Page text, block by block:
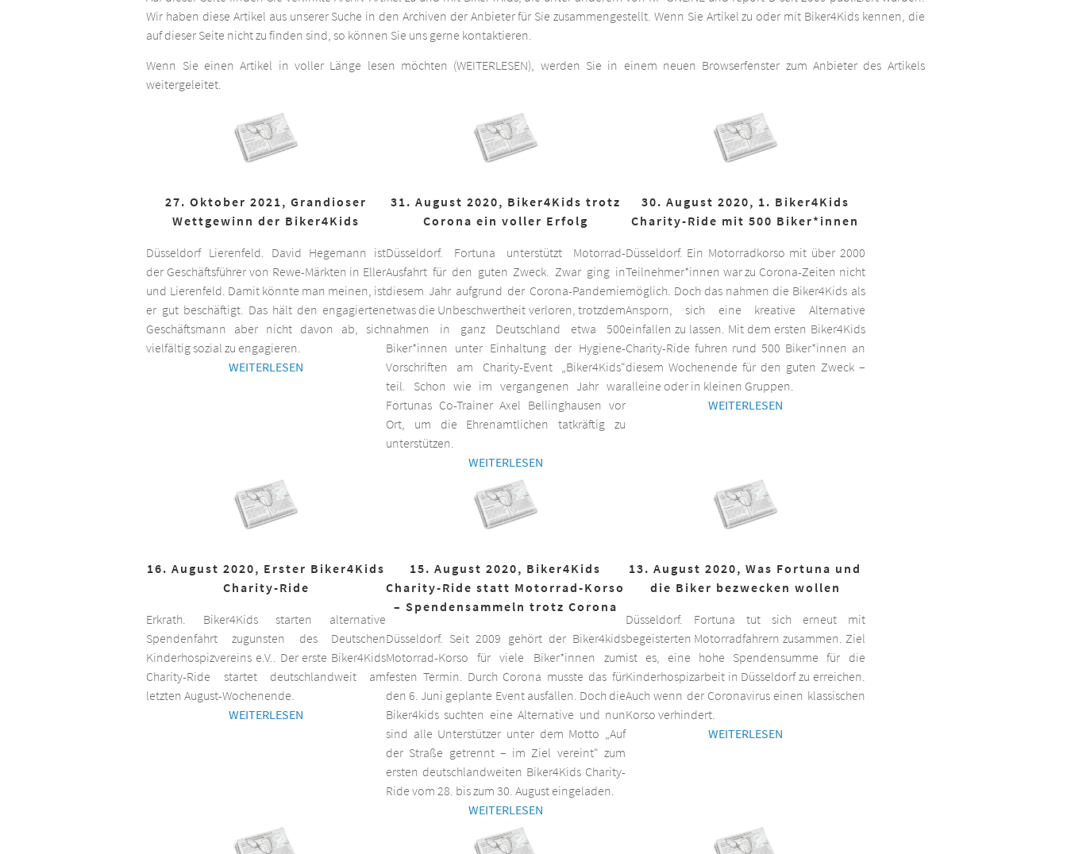
Wir haben diese Artikel aus unserer Suche in den Archiven der Anbieter für Sie zusammengestellt. Wenn Sie Artikel zu oder mit Biker4Kids kennen, die
auf dieser Seite nicht zu finden sind, so können Sie uns gerne kontaktieren.
Wenn Sie einen Artikel in voller Länge lesen möchten (WEITERLESEN), werden Sie in einem neuen Browserfenster zum Anbieter des Artikels
weitergeleitet.
27. Oktober 2021, Grandioser
Wettgewinn der Biker4Kids
Düsseldorf Lierenfeld. David Hegemann ist
der Geschäftsführer von Rewe-Märkten in Eller
und Lierenfeld. Damit könnte man meinen, ist
er gut beschäftigt. Das hält den engagierten
Geschäftsmann aber nicht davon ab, sich
vielfältig sozial zu engagieren.
WEITERLESEN
31. August 2020, Biker4Kids trotz
Corona ein voller Erfolg
Düsseldorf. Fortuna unterstützt Motorrad-
Ausfahrt für den guten Zweck. Zwar ging in
diesem Jahr aufgrund der Corona-Pandemie
etwas die Unbeschwertheit verloren, trotzdem
nahmen in ganz Deutschland etwa 500
Biker*innen unter Einhaltung der Hygiene-
Vorschriften am Charity-Event „Biker4Kids“
teil. Schon wie im vergangenen Jahr war
Fortunas Co-Trainer Axel Bellinghausen vor
Ort, um die Ehrenamtlichen tatkräftig zu
unterstützen.
WEITERLESEN
30. August 2020, 1. Biker4Kids
Charity-Ride mit 500 Biker*innen
Düsseldorf. Ein Motorradkorso mit über 2000
Teilnehmer*innen war zu Corona-Zeiten nicht
möglich. Doch das nahmen die Biker4Kids als
Ansporn, sich eine kreative Alternative
einfallen zu lassen. Mit dem ersten Biker4Kids
Charity-Ride fuhren rund 500 Biker*innen an
diesem Wochenende für den guten Zweck –
alleine oder in kleinen Gruppen.
WEITERLESEN
16. August 2020, Erster Biker4Kids
Charity-Ride
Erkrath. Biker4Kids starten alternative
Spendenfahrt zugunsten des Deutschen
Kinderhospizvereins e.V.. Der erste Biker4Kids
Charity-Ride startet deutschlandweit am
letzten August-Wochenende.
WEITERLESEN
15. August 2020, Biker4Kids
Charity-Ride statt Motorrad-Korso
– Spendensammeln trotz Corona
Düsseldorf. Seit 2009 gehört der Biker4kids
Motorrad-Korso für viele Biker*innen zum
festen Termin. Durch Corona musste das für
den 6. Juni geplante Event ausfallen. Doch die
Biker4kids suchten eine Alternative und nun
sind alle Unterstützer unter dem Motto „Auf
der Straße getrennt – im Ziel vereint“ zum
ersten deutschlandweiten Biker4Kids Charity-
Ride vom 28. bis zum 30. August eingeladen.
WEITERLESEN
13. August 2020, Was Fortuna und
die Biker bezwecken wollen
Düsseldorf. Fortuna tut sich erneut mit
begeisterten Motorradfahrern zusammen. Ziel
ist es, eine hohe Spendensumme für die
Kinderhospizarbeit in Düsseldorf zu erreichen.
Auch wenn der Coronavirus einen klassischen
Korso verhindert.
WEITERLESEN